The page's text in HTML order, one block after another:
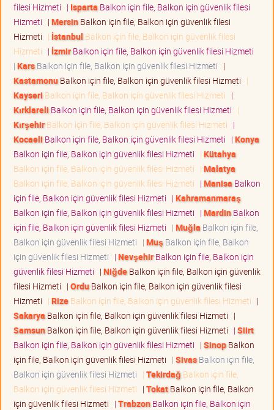
filesi Hizmeti | Isparta Balkon için file, Balkon için güvenlik filesi
Hizmeti | MersinBalkon için file, Balkon için güvenlik filesi
Hizmeti | İstanbul Balkon için file, Balkon için güvenlik filesi
Hizmeti | İzmirBalkon için file, Balkon için güvenlik filesi Hizmeti
| KarsBalkon için file, Balkon için güvenlik filesi Hizmeti |
KastamonuBalkon için file, Balkon için güvenlik filesi Hizmeti |
Kayseri Balkon için file, Balkon için güvenlik filesi Hizmeti |
Kırklareli Balkon için file, Balkon için güvenlik filesi Hizmeti |
KırşehirBalkon için file, Balkon için güvenlik filesi Hizmeti |
Kocaeli Balkon için file, Balkon için güvenlik filesi Hizmeti | Konya
Balkon için file, Balkon için güvenlik filesi Hizmeti | Kütahya
Balkon için file, Balkon için güvenlik filesi Hizmeti | Malatya
Balkon için file, Balkon için güvenlik filesi Hizmeti | Manisa Balkon
için file, Balkon için güvenlik filesi Hizmeti | Kahramanmaraş
Balkon için file, Balkon için güvenlik filesi Hizmeti | MardinBalkon
için file, Balkon için güvenlik filesi Hizmeti | Muğla Balkon için file,
Balkon için güvenlik filesi Hizmeti | Muş Balkon için file, Balkon
için güvenlik filesi Hizmeti | NevşehirBalkon için file, Balkon için
güvenlik filesi Hizmeti | NiğdeBalkon için file, Balkon için güvenlik
filesi Hizmeti | OrduBalkon için file, Balkon için güvenlik filesi
Hizmeti | RizeBalkon için file, Balkon için güvenlik filesi Hizmeti |
Sakarya Balkon için file, Balkon için güvenlik filesi Hizmeti |
SamsunBalkon için file, Balkon için güvenlik filesi Hizmeti | Siirt
Balkon için file, Balkon için güvenlik filesi Hizmeti | SinopBalkon
için file, Balkon için güvenlik filesi Hizmeti | SivasBalkon için file,
Balkon için güvenlik filesi Hizmeti | Tekirdağ Balkon için file,
Balkon için güvenlik filesi Hizmeti | TokatBalkon için file, Balkon
için güvenlik filesi Hizmeti | TrabzonBalkon için file, Balkon için